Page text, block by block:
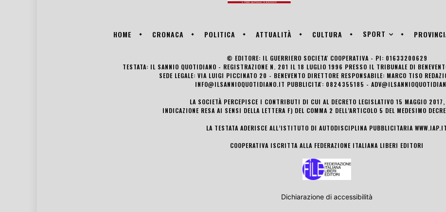
HOME CRONACA POLITICA ATTUALITÀ CULTURA SPORT
© EDITORE: IL GUERRIERO SOCIETA' COOPERATIVA - PI: 01633200629
TESTATA: IL SANNIO QUOTIDIANO - REGISTRAZIONE N. 201 IL 18 LUGLIO 1996 PRESSO IL TRIBUNALE DI
SEDE LEGALE: VIA LUIGI PICCINATO 20 - BENEVENTO DIRETTORE RESPONSABILE: MARCO TISO
INFO@ILSANNIOQUOTIDIANO.IT PUBBLICITA': 0824355185 -
LA SOCIETÀ PERCEPISCE I CONTRIBUTI DI CUI AL DECRETO LEGISLATIVO 15 MAGGIO
INDICAZIONE RESA AI SENSI DELLA LETTERA F) DEL COMMA 2 DELL’ARTICOLO 5 DEL MEDESIMO
LA TESTATA ADERISCE ALL’ISTITUTO DI AUTODISCIPLINA PUBBLICITARIA WWW.IAP.IT
COOPERATIVA ISCRITTA ALLA FEDERAZIONE ITALIANA LIBERI EDITORI
Dichiarazione di accessibilità